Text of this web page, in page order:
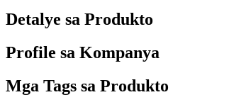
Detalye sa Produkto
Profile sa Kompanya
Mga Tags sa Produkto